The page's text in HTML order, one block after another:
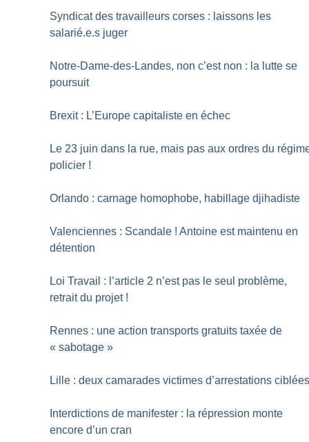
Syndicat des travailleurs corses : laissons les
salarié.e.s juger
Notre-Dame-des-Landes, non c’est non : la lutte se
poursuit
Brexit : L’Europe capitaliste en échec
Le 23 juin dans la rue, mais pas aux ordres du
policier !
Orlando : carnage homophobe, habillage djihadiste
Valenciennes : Scandale ! Antoine est maintenu en
détention
Loi Travail : l’article 2 n’est pas le seul problème,
retrait du projet !
Rennes : une action transports gratuits taxée de
« sabotage »
Lille : deux camarades victimes d’arrestations
Interdictions de manifester : la répression monte
encore d’un cran